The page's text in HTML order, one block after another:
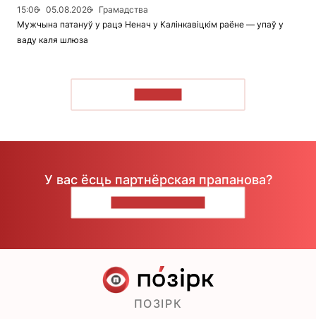
15:06
05.08.2026
Грамадства
Мужчына патануў у рацэ Ненач у Калінкавіцкім раёне — упаў у
ваду каля шлюза
У вас ёсць партнёрская прапанова?
ПОЗІРК